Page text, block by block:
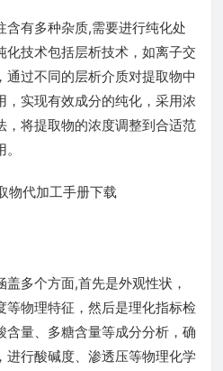
含有多种杂质,需要进行纯化处
化技术包括层析技术，如离子交
过不同的层析介质对提取物中
，实现有效成分的纯化，采用浓
，将提取物的浓度调整到合适范
多个方面,首先是外观性状，
等物理特征，然后是理化指标检
含量、多糖含量等成分分析，确
进行酸碱度、渗透压等物理化学